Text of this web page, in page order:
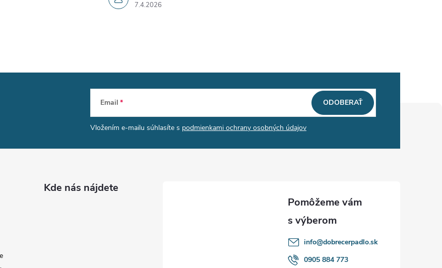
7.4.2026
Email
Vložením e-mailu súhlasíte s podmienkami ochrany osobných údajov
ODOBERAŤ
Kde nás nájdete
info@dobrecerpadlo.sk
0905 884 773